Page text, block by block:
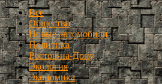
Все
Общество
Новые автомобили
Политика
Ростов-на-Дону
Экология
Экономика